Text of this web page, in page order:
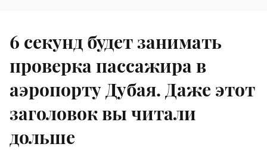
6 секунд будет занимать
проверка пассажира в
аэропорту Дубая. Даже этот
заголовок вы читали
дольше